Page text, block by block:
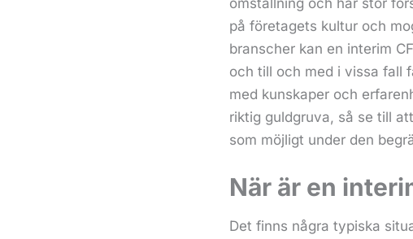
på företagets kultur och
branscher kan en interim
och till och med i vissa fall
med kunskaper och
riktig guldgruva, så se till
som möjligt under den
När är en
Det finns några typiska